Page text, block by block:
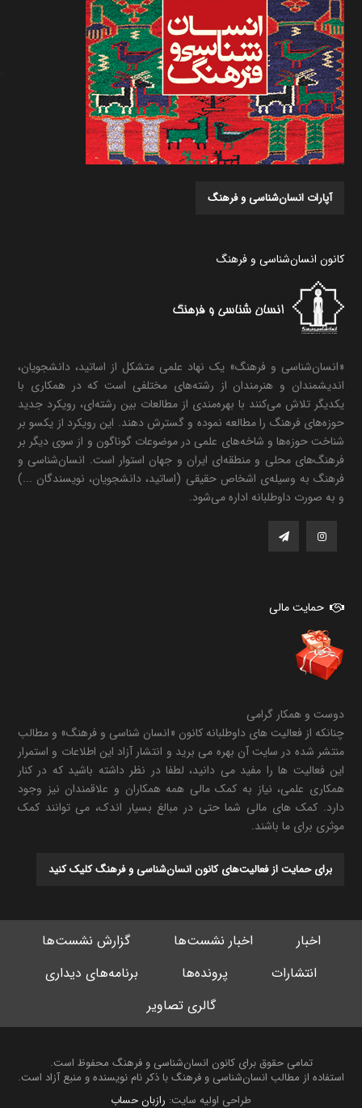
آپارات انسان‌شناسی و فرهنگ
کانون انسان‌شناسی و فرهنگ
«انسان‌شناسی و فرهنگ» یک نهاد علمی متشکل از اساتید، دانشجویان،
اندیشمندان و هنرمندان از رشته‌های مختلفی است که در همکاری با
یکدیگر تلاش می‌کنند با بهره‌مندی از مطالعات بین رشته‌ای، رویکرد جدید
حوزه‌های فرهنگ را مطالعه نموده و گسترش دهند. این رویکرد از یکسو بر
شناخت حوزه‌ها و شاخه‌های علمی در موضوعات گوناگون و از سوی دیگر بر
فرهنگ‌های محلی و منطقه‌ای ایران و جهان استوار است. انسان‌شناسی و
فرهنگ به وسیله‌ی اشخاص حقیقی (اساتید، دانشجویان، نویسندگان ...)
و به صورت داوطلبانه اداره می‌شود.
حمایت مالی
دوست و همکار گرامی
چنانکه از فعالیت های داوطلبانه کانون «انسان شناسی و فرهنگ» و مطالب
منتشر شده در سایت آن بهره می برید و انتشار آزاد این اطلاعات و استمرار
این فعالیت ها را مفید می دانید، لطفا در نظر داشته باشید که در کنار
همکاری علمی، نیاز به کمک مالی همه همکاران و علاقمندان نیز وجود
دارد. کمک های مالی شما حتی در مبالغ بسیار اندک، می توانند کمک
موثری برای ما باشند.
برای حمایت از فعالیت‌های کانون انسان‌شناسی و فرهنگ کلیک کنید
اخبار اخبار نشست‌ها
گزارش نشست‌ها
انتشارات
پرونده‌ها
برنامه‌های دیداری
گالری تصاویر
تمامی حقوق برای کانون انسان‌شناسی و فرهنگ محفوظ است.
استفاده از مطالب انسان‌شناسی و فرهنگ با ذکر نام نویسنده و منبع آزاد است.
طراحی اولیه سایت:رازبان حساب